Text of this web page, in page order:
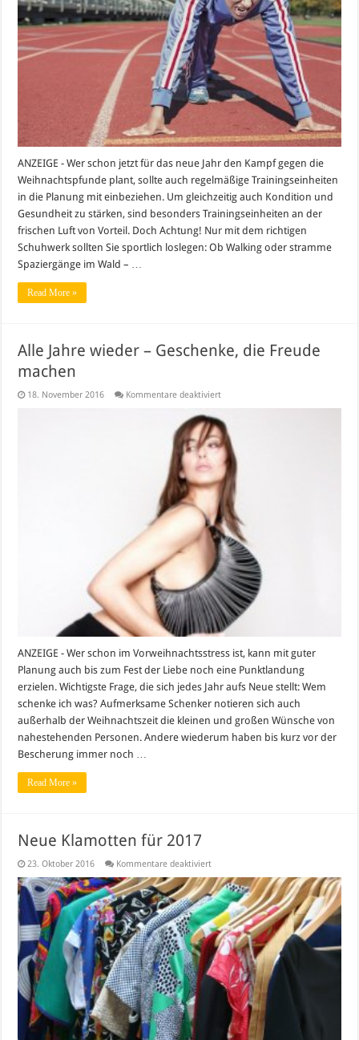
ins
neue
Jahr
wird
sportlich!
ANZEIGE - Wer schon jetzt für das neue Jahr den Kampf gegen die
Weihnachtspfunde plant, sollte auch regelmäßige Trainingseinheiten
in die Planung mit einbeziehen. Um gleichzeitig auch Kondition und
Gesundheit zu stärken, sind besonders Trainingseinheiten an der
frischen Luft von Vorteil. Doch Achtung! Nur mit dem richtigen
Schuhwerk sollten Sie sportlich loslegen: Ob Walking oder stramme
Spaziergänge im Wald – …
Read More »
Alle Jahre wieder – Geschenke, die Freude
machen
18. November 2016 Kommentare deaktiviertfür
wieder
–
Geschenke,
die
Freude
machen
ANZEIGE - Wer schon im Vorweihnachtsstress ist, kann mit guter
Planung auch bis zum Fest der Liebe noch eine Punktlandung
erzielen. Wichtigste Frage, die sich jedes Jahr aufs Neue stellt: Wem
schenke ich was? Aufmerksame Schenker notieren sich auch
außerhalb der Weihnachtszeit die kleinen und großen Wünsche von
nahestehenden Personen. Andere wiederum haben bis kurz vor der
Bescherung immer noch …
Read More »
Neue Klamotten für 2017
23. Oktober 2016 Kommentare deaktiviertfür
Klamotten
für
2017